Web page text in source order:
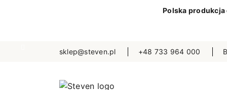
Polska produkcja
sklep@steven.pl +48 733 964 000